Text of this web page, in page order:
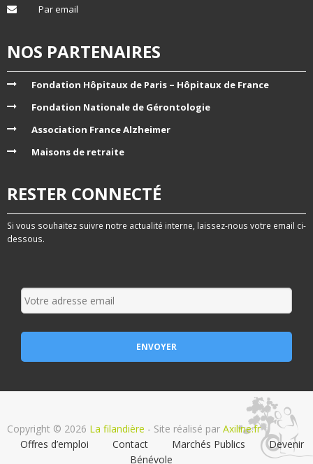
Par email
NOS PARTENAIRES
Fondation Hôpitaux de Paris – Hôpitaux de France
Fondation Nationale de Gérontologie
Association France Alzheimer
Maisons de retraite
RESTER CONNECTÉ
Si vous souhaitez suivre notre actualité interne, laissez-nous votre email ci-
dessous.
Copyright © 2026 La filandière - Site réalisé par Axiline.fr
Offres d’emploi
Contact Marchés Publics
Devenir
Bénévole